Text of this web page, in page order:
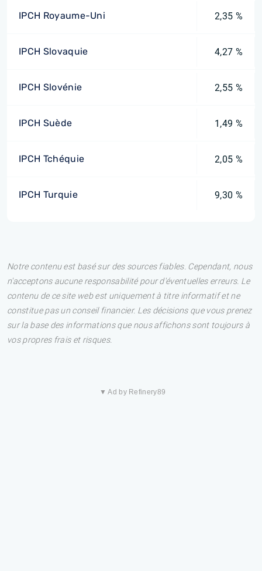
IPCH Royaume-Uni 2,35 %
IPCH Slovaquie 4,27 %
IPCH Slovénie 2,55 %
IPCH Suède 1,49 %
IPCH Tchéquie 2,05 %
IPCH Turquie 9,30 %
Notre contenu est basé sur des sources fiables. Cependant, nous
n'acceptons aucune responsabilité pour d'éventuelles erreurs. Le
contenu de ce site web est uniquement à titre informatif et ne
constitue pas un conseil financier. Les décisions que vous prenez
sur la base des informations que nous affichons sont toujours à
vos propres frais et risques.
▼ Ad by Refinery89